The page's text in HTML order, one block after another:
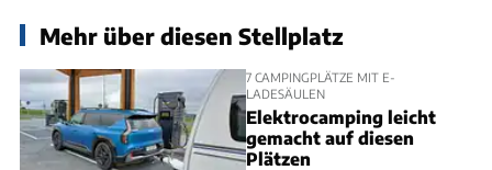
Mehr über diesen Stellplatz
7 CAMPINGPLÄTZE MIT E-
LADESÄULEN
Elektrocamping leicht
gemacht auf diesen
Plätzen